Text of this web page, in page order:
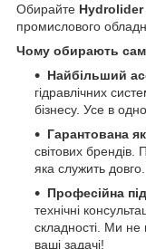
Обирайте Hydrolider
промислового
Чому обирають
Найбільший
гідравлічних
бізнесу. Усе в
Гарантована
світових брендів.
яка служить довго.
Професійна
технічні
складності. Ми
ваші задачі!